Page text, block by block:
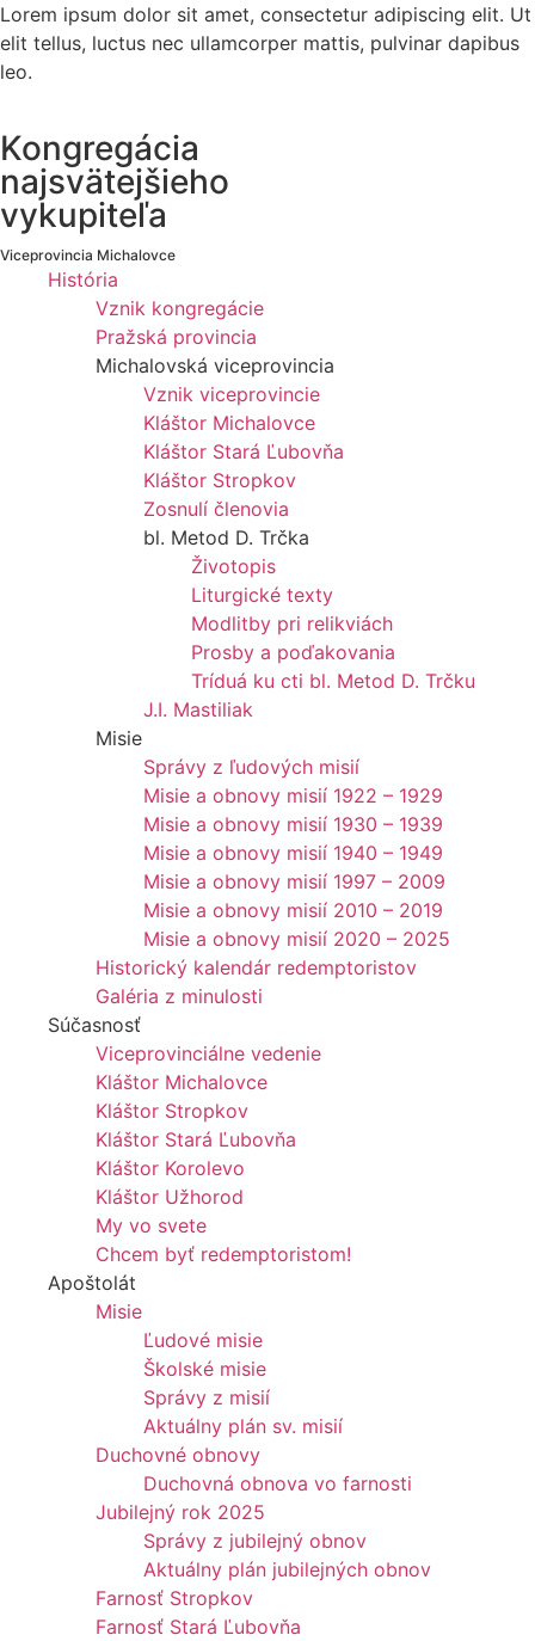
Lorem ipsum dolor sit amet, consectetur adipiscing elit. Ut
elit tellus, luctus nec ullamcorper mattis, pulvinar dapibus
leo.
Kongregácia
najsvätejšieho
vykupiteľa
Viceprovincia Michalovce
História
Vznik kongregácie
Pražská provincia
Michalovská viceprovincia
Vznik viceprovincie
Kláštor Michalovce
Kláštor Stará Ľubovňa
Kláštor Stropkov
Zosnulí členovia
bl. Metod D. Trčka
Životopis
Liturgické texty
Modlitby pri relikviách
Prosby a poďakovania
Tríduá ku cti bl. Metod D. Trčku
J.I. Mastiliak
Misie
Správy z ľudových misií
Misie a obnovy misií 1922 – 1929
Misie a obnovy misií 1930 – 1939
Misie a obnovy misií 1940 – 1949
Misie a obnovy misií 1997 – 2009
Misie a obnovy misií 2010 – 2019
Misie a obnovy misií 2020 – 2025
Historický kalendár redemptoristov
Galéria z minulosti
Súčasnosť
Viceprovinciálne vedenie
Kláštor Michalovce
Kláštor Stropkov
Kláštor Stará Ľubovňa
Kláštor Korolevo
Kláštor Užhorod
My vo svete
Chcem byť redemptoristom!
Apoštolát
Misie
Ľudové misie
Školské misie
Správy z misií
Aktuálny plán sv. misií
Duchovné obnovy
Duchovná obnova vo farnosti
Jubilejný rok 2025
Správy z jubilejný obnov
Aktuálny plán jubilejných obnov
Farnosť Stropkov
Farnosť Stará Ľubovňa